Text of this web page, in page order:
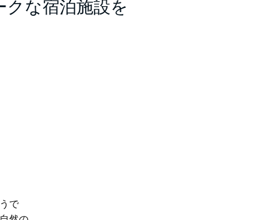
な宿泊施設を
で